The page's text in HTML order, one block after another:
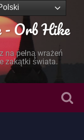
- Orb Hike
na pełną wrażeń
zakątki świata.